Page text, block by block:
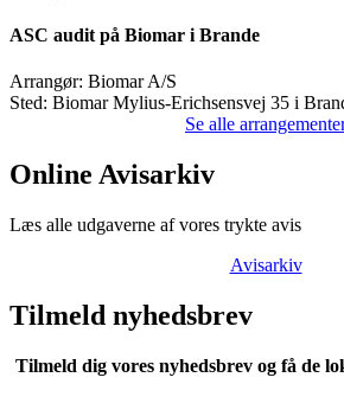
ASC audit på Biomar i Brande
Arrangør: Biomar A/S
Sted: Biomar Mylius-Erichsensvej 35 i
Se alle
Online Avisarkiv
Læs alle udgaverne af vores trykte avis
Avisarkiv
Tilmeld nyhedsbrev
Tilmeld dig vores nyhedsbrev og få de